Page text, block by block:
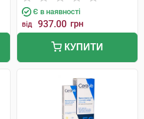
Є в наявності
від 937.00 грн
КУПИТИ